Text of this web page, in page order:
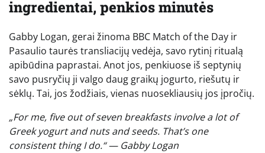
ingredientai, penkios minutės
Gabby Logan, gerai žinoma BBC Match of the Day ir
Pasaulio taurės transliacijų vedėja, savo rytinį ritualą
apibūdina paprastai. Anot jos, penkiuose iš septynių
savo pusryčių ji valgo daug graikų jogurto, riešutų ir
sėklų. Tai, jos žodžiais, vienas nuosekliausių jos įpročių.
„For me, five out of seven breakfasts involve a lot of
Greek yogurt and nuts and seeds. That’s one
consistent thing I do.“ — Gabby Logan